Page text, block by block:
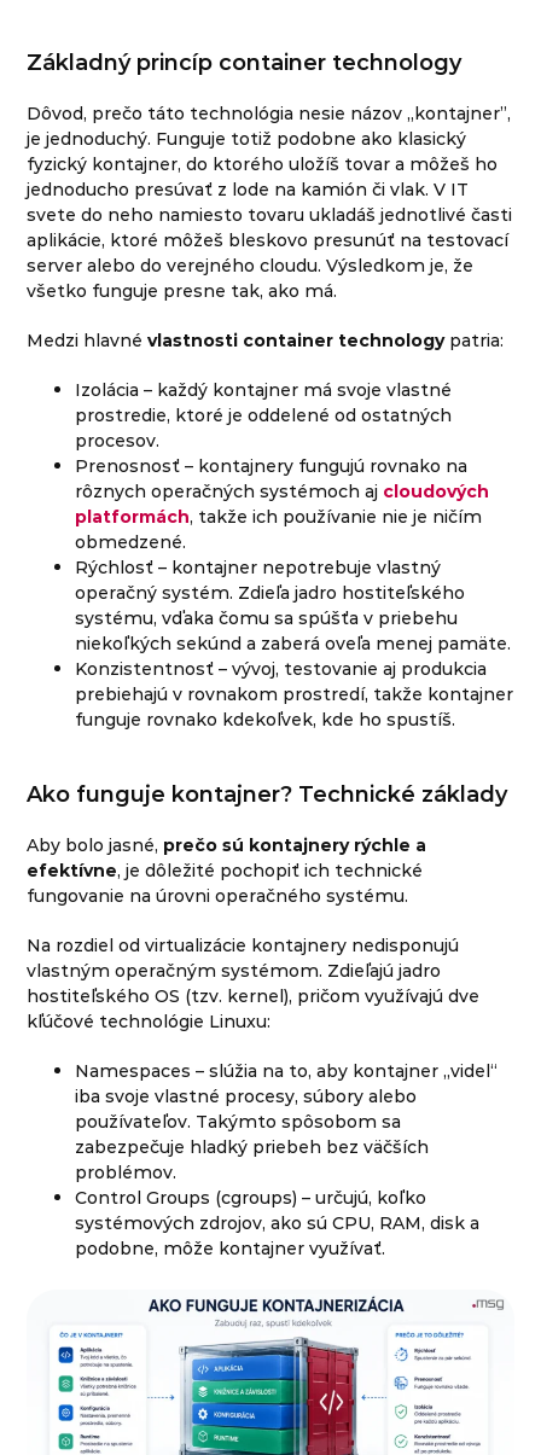
Základný princíp container technology
Dôvod, prečo táto technológia nesie názov „kontajner”,
je jednoduchý. Funguje totiž podobne ako klasický
fyzický kontajner, do ktorého uložíš tovar a môžeš ho
jednoducho presúvať z lode na kamión či vlak. V IT
svete do neho namiesto tovaru ukladáš jednotlivé časti
aplikácie, ktoré môžeš bleskovo presunúť na testovací
server alebo do verejného cloudu. Výsledkom je, že
všetko funguje presne tak, ako má.
Medzi hlavnévlastnosti container technologypatria:
Izolácia – každý kontajner má svoje vlastné
prostredie, ktoré je oddelené od ostatných
procesov.
Prenosnosť – kontajnery fungujú rovnako na
rôznych operačných systémoch aj cloudových
platformách, takže ich používanie nie je ničím
obmedzené.
Rýchlosť – kontajner nepotrebuje vlastný
operačný systém. Zdieľa jadro hostiteľského
systému, vďaka čomu sa spúšťa v priebehu
niekoľkých sekúnd a zaberá oveľa menej pamäte.
Konzistentnosť – vývoj, testovanie aj produkcia
prebiehajú v rovnakom prostredí, takže kontajner
funguje rovnako kdekoľvek, kde ho spustíš.
Ako funguje kontajner? Technické základy
Aby bolo jasné, prečo sú kontajnery rýchle a
efektívne, je dôležité pochopiť ich technické
fungovanie na úrovni operačného systému.
Na rozdiel od virtualizácie kontajnery nedisponujú
vlastným operačným systémom. Zdieľajú jadro
hostiteľského OS (tzv. kernel), pričom využívajú dve
kľúčové technológie Linuxu:
Namespaces – slúžia na to, aby kontajner „videl“
iba svoje vlastné procesy, súbory alebo
používateľov. Takýmto spôsobom sa
zabezpečuje hladký priebeh bez väčších
problémov.
Control Groups (cgroups) – určujú, koľko
systémových zdrojov, ako sú CPU, RAM, disk a
podobne, môže kontajner využívať.